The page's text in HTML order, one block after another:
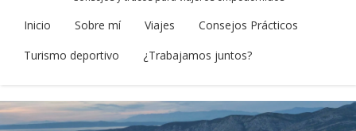
Inicio Sobre mí Viajes
Consejos Prácticos
Turismo deportivo
¿Trabajamos juntos?